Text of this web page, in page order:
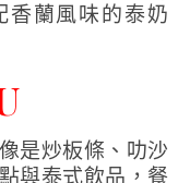
是炒板條、叻沙
與泰式飲品，餐